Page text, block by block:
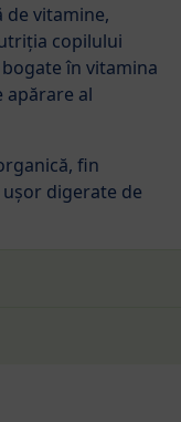
de vitamine,
copilului
în vitamina
apărare al
fin
digerate de